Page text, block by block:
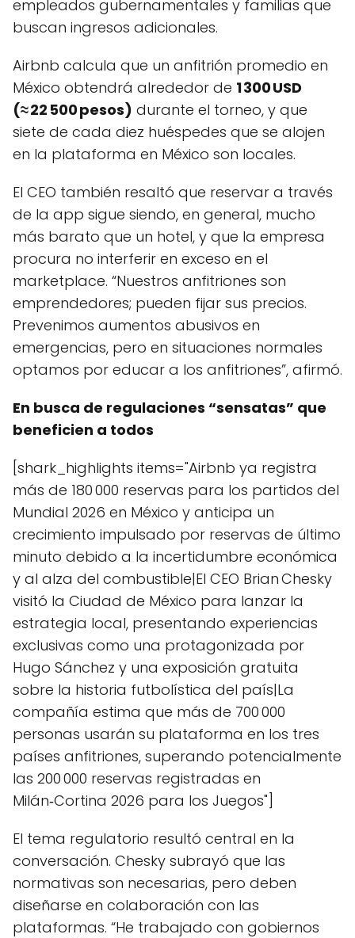
empleados gubernamentales y familias que
buscan ingresos adicionales.
Airbnb calcula que un anfitrión promedio en
México obtendrá alrededor de 1 300 USD
(≈ 22 500 pesos) durante el torneo, y que
siete de cada diez huéspedes que se alojen
en la plataforma en México son locales.
El CEO también resaltó que reservar a través
de la app sigue siendo, en general, mucho
más barato que un hotel, y que la empresa
procura no interferir en exceso en el
marketplace. “Nuestros anfitriones son
emprendedores; pueden fijar sus precios.
Prevenimos aumentos abusivos en
emergencias, pero en situaciones normales
optamos por educar a los anfitriones”, afirmó.
En busca de regulaciones “sensatas” que
beneficien a todos
[shark_highlights items="Airbnb ya registra
más de 180 000 reservas para los partidos del
Mundial 2026 en México y anticipa un
crecimiento impulsado por reservas de último
minuto debido a la incertidumbre económica
y al alza del combustible|El CEO Brian Chesky
visitó la Ciudad de México para lanzar la
estrategia local, presentando experiencias
exclusivas como una protagonizada por
Hugo Sánchez y una exposición gratuita
sobre la historia futbolística del país|La
compañía estima que más de 700 000
personas usarán su plataforma en los tres
países anfitriones, superando potencialmente
las 200 000 reservas registradas en
Milán‑Cortina 2026 para los Juegos"]
El tema regulatorio resultó central en la
conversación. Chesky subrayó que las
normativas son necesarias, pero deben
diseñarse en colaboración con las
plataformas. “He trabajado con gobiernos